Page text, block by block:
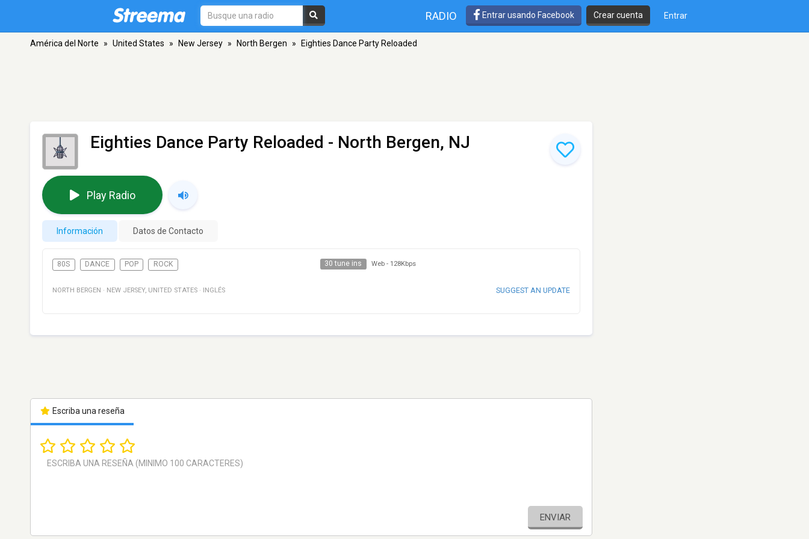
RADIO Entrar usando Facebook Crear cuenta Entrar
América del Norte » United States » New Jersey » North Bergen » Eighties Dance Party Reloaded
Eighties Dance Party Reloaded - North Bergen, NJ
Play Radio
Información Datos de Contacto
80S DANCE POP ROCK 30 tune ins Web - 128Kbps
NORTH BERGEN · NEW JERSEY, UNITED STATES · INGLÉS SUGGEST AN UPDATE
Escriba una reseña
ENVIAR